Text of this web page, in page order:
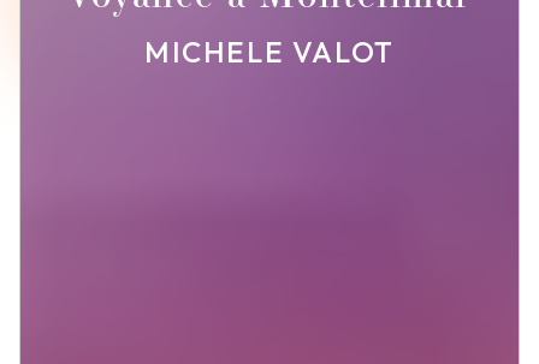
MICHELE VALOT